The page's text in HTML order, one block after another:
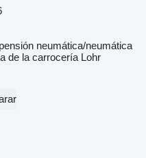
neumática/neumática
de la carrocería Lohr